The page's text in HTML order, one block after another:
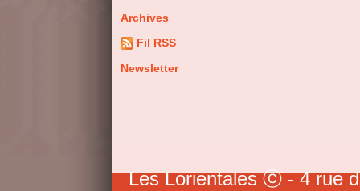
Archives
Fil RSS
Newsletter
Les Lorientales ⓒ - 4 rue